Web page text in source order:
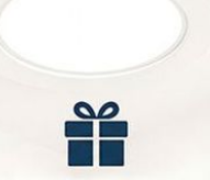
ПОТОЛОК
В ПОДАРОК!
акции: